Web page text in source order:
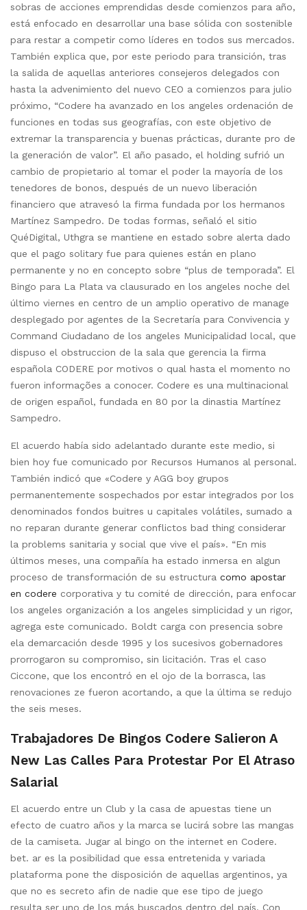
sobras de acciones emprendidas desde comienzos para año,
está enfocado en desarrollar una base sólida con sostenible
para restar a competir como líderes en todos sus mercados.
También explica que, por este periodo para transición, tras
la salida de aquellas anteriores consejeros delegados con
hasta la advenimiento del nuevo CEO a comienzos para julio
próximo, “Codere ha avanzado en los angeles ordenación de
funciones en todas sus geografías, con este objetivo de
extremar la transparencia y buenas prácticas, durante pro de
la generación de valor”. El año pasado, el holding sufrió un
cambio de propietario al tomar el poder la mayoría de los
tenedores de bonos, después de un nuevo liberación
financiero que atravesó la firma fundada por los hermanos
Martínez Sampedro. De todas formas, señaló el sitio
QuéDigital, Uthgra se mantiene en estado sobre alerta dado
que el pago solitary fue para quienes están en plano
permanente y no en concepto sobre “plus de temporada”. El
Bingo para La Plata va clausurado en los angeles noche del
último viernes en centro de un amplio operativo de manage
desplegado por agentes de la Secretaría para Convivencia y
Command Ciudadano de los angeles Municipalidad local, que
dispuso el obstruccion de la sala que gerencia la firma
española CODERE por motivos o qual hasta el momento no
fueron informações a conocer. Codere es una multinacional
de origen español, fundada en 80 por la dinastia Martínez
Sampedro.
El acuerdo había sido adelantado durante este medio, si
bien hoy fue comunicado por Recursos Humanos al personal.
También indicó que «Codere y AGG boy grupos
permanentemente sospechados por estar integrados por los
denominados fondos buitres u capitales volátiles, sumado a
no reparan durante generar conflictos bad thing considerar
la problems sanitaria y social que vive el país». “En mis
últimos meses, una compañía ha estado inmersa en algun
proceso de transformación de su estructura como apostar
en codere corporativa y tu comité de dirección, para enfocar
los angeles organización a los angeles simplicidad y un rigor,
agrega este comunicado. Boldt carga con presencia sobre
ela demarcación desde 1995 y los sucesivos gobernadores
prorrogaron su compromiso, sin licitación. Tras el caso
Ciccone, que los encontró en el ojo de la borrasca, las
renovaciones ze fueron acortando, a que la última se redujo
the seis meses.
Trabajadores De Bingos Codere Salieron A
New Las Calles Para Protestar Por El Atraso
Salarial
El acuerdo entre un Club y la casa de apuestas tiene un
efecto de cuatro años y la marca se lucirá sobre las mangas
de la camiseta. Jugar al bingo on the internet en Codere.
bet. ar es la posibilidad que essa entretenida y variada
plataforma pone the disposición de aquellas argentinos, ya
que no es secreto afin de nadie que ese tipo de juego
resulta ser uno de los más buscados dentro del país. Con